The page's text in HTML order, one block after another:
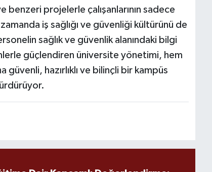
projelerle çalışanlarının sadece
iş sağlığı ve güvenliği kültürünü de
sağlık ve güvenlik alanındaki bilgi
güçlendiren üniversite yönetimi, hem
hazırlıklı ve bilinçli bir kampüs